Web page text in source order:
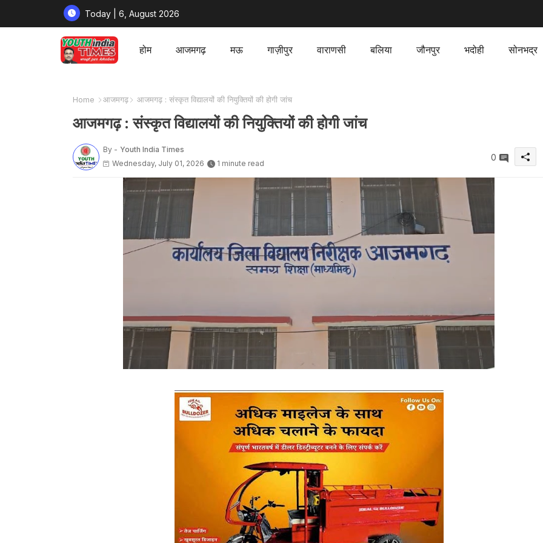
Today | 6, August 2026
होम आजमगढ़ मऊ गाज़ीपुर वाराणसी बलिया जौनपुर भदोही सोनभद्र
Home आजमगढ़ आजमगढ़ : संस्कृत विद्यालयों की नियुक्तियों की होगी जांच
आजमगढ़ : संस्कृत विद्यालयों की नियुक्तियों की होगी जांच
By - Youth India Times
Wednesday, July 01, 2026
1 minute read
0